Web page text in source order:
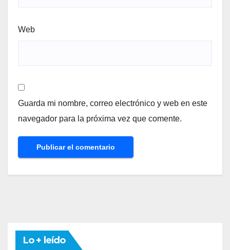
Web
Guarda mi nombre, correo electrónico y web en este
navegador para la próxima vez que comente.
Lo + leído